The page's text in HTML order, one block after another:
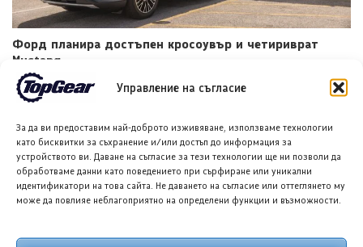
Управление на съгласие
За да ви предоставим най-доброто изживяване, използваме технологии
като бисквитки за съхранение и/или достъп до информация за
устройството ви. Даване на съгласие за тези технологии ще ни позволи да
обработваме данни като поведението при сърфиране или уникални
идентификатори на това сайта. Не даването на съгласие или оттеглянето му
може да повлияе неблагоприятно на определени функции и възможности.
Форд планира достъпен кросоувър и четириврат
Mustang
8 АВГ. 2026